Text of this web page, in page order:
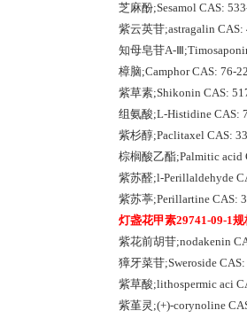
芝麻酚;Sesamol CAS:
紫云英苷;astragalin
知母皂苷A-
樟脑;Camphor CAS: 76-
紫草素;Shikonin CAS:
组氨酸;L-Histidine CAS:
紫杉醇;Paclitaxel CAS:
棕榈酸乙酯;Palmitic acid
紫苏醛;l-Perillaldehyde
紫苏葶;Perillartine CAS:
灯盏花甲素29741-09-1规
紫花前胡苷;nodakenin
獐牙菜苷;Sweroside
紫草酸;lithospermic aci
紫堇灵;(+)-corynoline